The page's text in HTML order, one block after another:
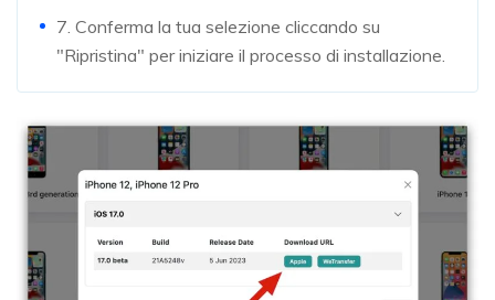
7. Conferma la tua selezione cliccando su
"Ripristina" per iniziare il processo di installazione.